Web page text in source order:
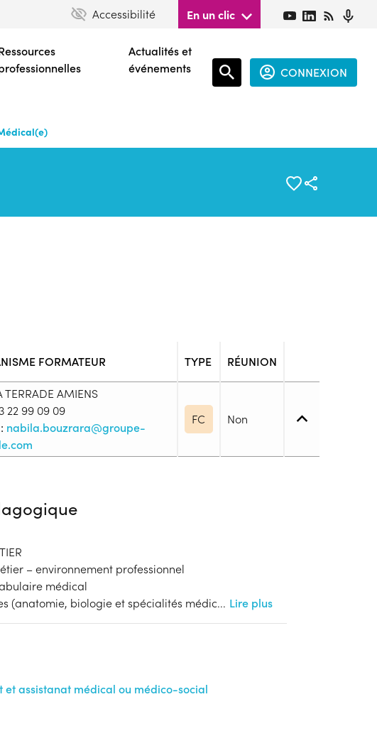
Accessibilité En un clic
Actualités et
événements
CONNEXION
FORMATEUR TYPE RÉUNION
TERRADE AMIENS
22 99 09 09
nabila.bouzrara@groupe-
FC Non
Secrétaire Médical(e), les critères suivants sont
professionnelle (titre ou diplôme) de niveau 3
Tout public
– environnement professionnel
médical
(anatomie, biologie et spécialités médic... Lire plus
et assistanat médical ou médico-social